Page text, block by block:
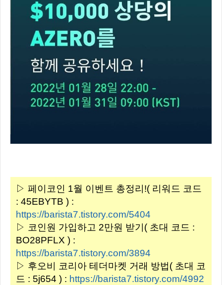
▷ 페이코인 1월 이벤트 총정리!( 리워드 코드
: 45EBYTB ) :
https://barista7.tistory.com/5404
▷ 코인원 가입하고 2만원 받기( 초대 코드 :
BO28PFLX ) :
https://barista7.tistory.com/3894
▷ 후오비 코리아 테더마켓 거래 방법( 초대 코
드 : 5j654 ) : https://barista7.tistory.com/4992